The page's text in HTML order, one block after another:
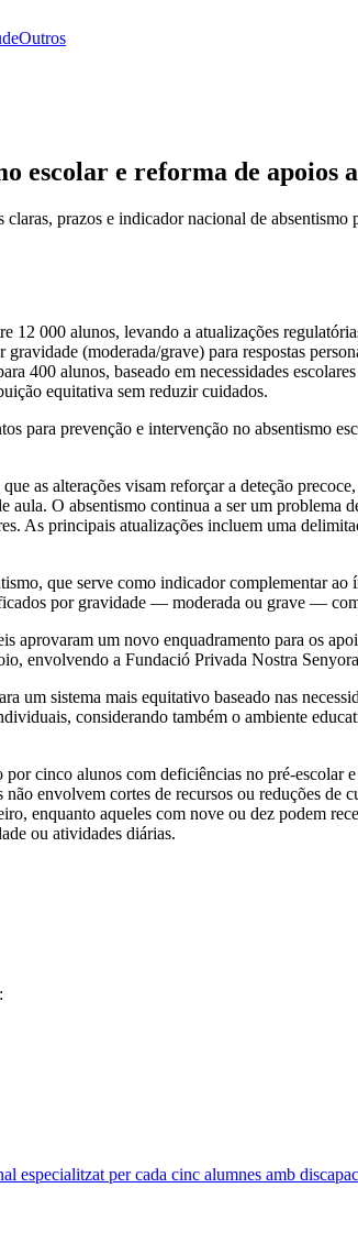
Outros
escolar e reforma de apoios
prazos e indicador nacional de
12 000 alunos, levando a atualizações
(moderada/grave) para respostas
400 alunos, baseado em necessidades
equitativa sem reduzir cuidados.
para prevenção e intervenção no absentismo
as alterações visam reforçar a deteção
aula. O absentismo continua a ser um
As principais atualizações incluem uma
que serve como indicador complementar
por gravidade — moderada ou grave —
aprovaram um novo enquadramento para os
envolvendo a Fundació Privada Nostra
um sistema mais equitativo baseado nas
considerando também o ambiente
cinco alunos com deficiências no pré-
envolvem cortes de recursos ou reduções
enquanto aqueles com nove ou dez podem
ou atividades diárias.
especialitzat per cada cinc alumnes amb